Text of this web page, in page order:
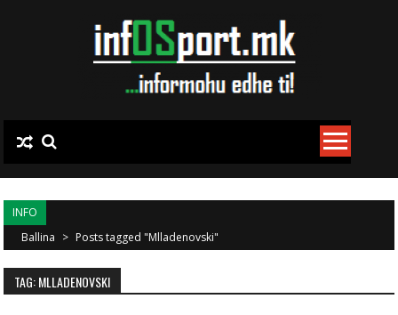
INFO
Ballina > Posts tagged "Mlladenovski"
TAG: MLLADENOVSKI